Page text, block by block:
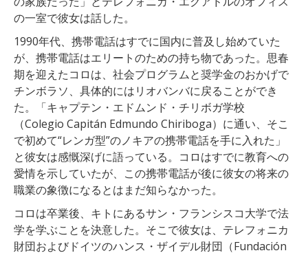
の一室で彼女は話した。
1990年代、携帯電話はすでに国内に普及し始めていた
が、携帯電話はエリートのための持ち物であった。思春
期を迎えたコロは、社会プログラムと奨学金のおかげで
チンボラソ、具体的にはリオバンバに戻ることができ
た。「キャプテン・エドムンド・チリボガ学校
（Colegio Capitán Edmundo Chiriboga）に通い、そこ
で初めて“レンガ型”のノキアの携帯電話を手に入れた」
と彼女は感慨深げに語っている。コロはすでに教育への
愛情を示していたが、この携帯電話が後に彼女の将来の
職業の象徴になるとはまだ知らなかった。
コロは卒業後、キトにあるサン・フランシスコ大学で法
学を学ぶことを決意した。そこで彼女は、テレフォニカ
財団およびドイツのハンス・ザイデル財団（Fundación